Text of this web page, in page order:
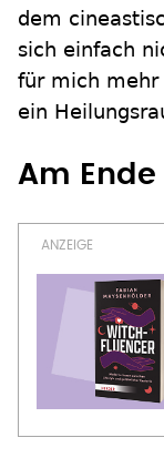
dem
sich einfach
für mich mehr
ein
Am